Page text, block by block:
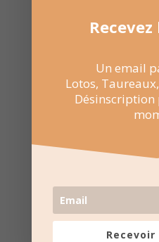
1 Nov 2022
Événement
Manade
Un email
Lotos,